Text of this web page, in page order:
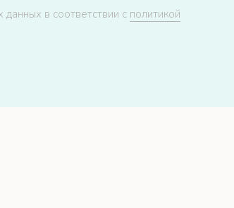
в соответствии с политикой